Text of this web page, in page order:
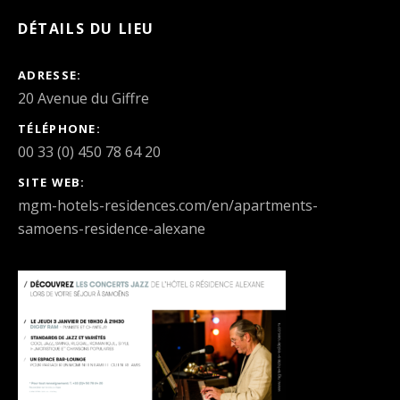
DÉTAILS DU LIEU
ADRESSE
TÉLÉPHONE
00 33 (0) 450 78 64 20
SITE WEB
mgm-hotels-residences.com/en/apartments-
samoens-residence-alexane